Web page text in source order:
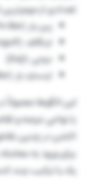
تعدادی از
پین بار (Pin Bar)
اینگالف (Engulf)
دوجی (Doji)
اینساید بار (Inside Bar)
این الگوها
یا نواحی عرضه و
اکشن در چنین
برای ورود به
یک یا ترکیب چند